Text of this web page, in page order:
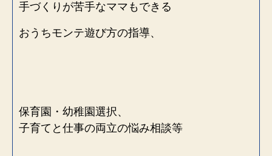
手づくりが苦手なママもできる
おうちモンテ遊び方の指導、
保育園・幼稚園選択、
子育てと仕事の両立の悩み相談等